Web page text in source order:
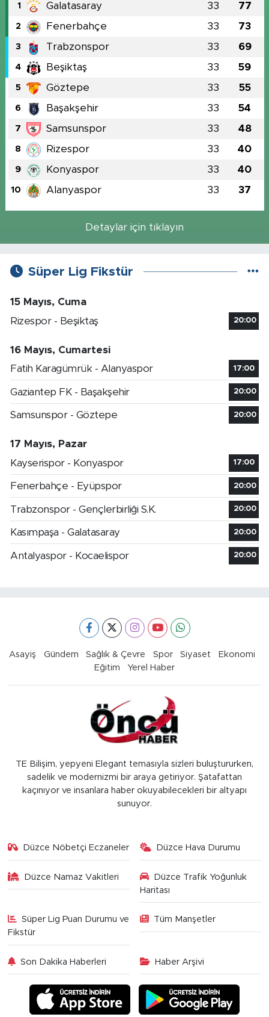
1 Galatasaray 33 77
2 Fenerbahçe 33 73
3 Trabzonspor 33 69
4 Beşiktaş 33 59
5 Göztepe 33 55
6 Başakşehir 33 54
7 Samsunspor 33 48
8 Rizespor 33 40
9 Konyaspor 33 40
10 Alanyaspor 33 37
Detaylar için tıklayın
Süper Lig Fikstür
15 Mayıs, Cuma
Rizespor - Beşiktaş
20:00
16 Mayıs, Cumartesi
Fatih Karagümrük - Alanyaspor
17:00
Gaziantep FK - Başakşehir 20:00
Samsunspor - Göztepe 20:00
17 Mayıs, Pazar
Kayserispor - Konyaspor
17:00
Fenerbahçe - Eyüpspor 20:00
Trabzonspor - Gençlerbirliği S.K. 20:00
Kasımpaşa - Galatasaray 20:00
Antalyaspor - Kocaelispor 20:00
Asayiş Gündem Sağlık & Çevre Spor Siyaset
Ekonomi
Eğitim
Yerel Haber
TE Bilişim, yepyeni Elegant temasıyla sizleri buluştururken,
sadelik ve modernizmi bir araya getiriyor. Şatafattan
kaçınıyor ve insanlara haber okuyabilecekleri bir altyapı
sunuyor.
Düzce Nöbetçi Eczaneler Düzce Hava Durumu
Düzce Namaz Vakitleri
Düzce Trafik Yoğunluk
Haritası
Süper Lig Puan Durumu ve
Fikstür
Tüm Manşetler
Son Dakika Haberleri Haber Arşivi